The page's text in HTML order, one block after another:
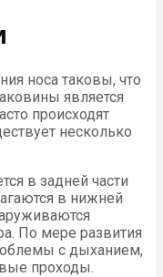
носа таковы, что
является
происходят
несколько
в задней части
в нижней
По мере развития
с дыханием,
проходы.